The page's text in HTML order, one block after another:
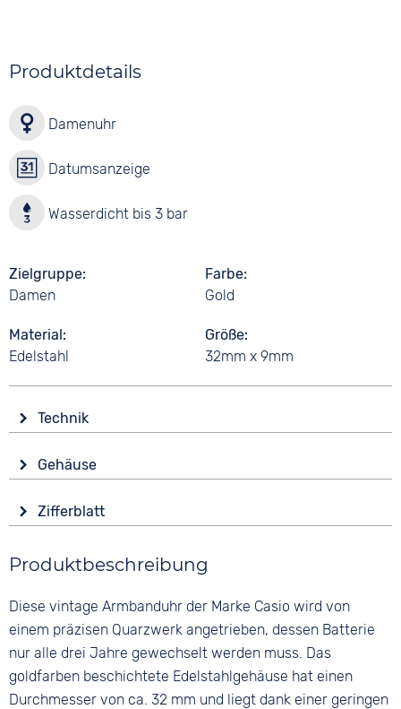
Produktdetails
Damenuhr
Datumsanzeige
Wasserdicht bis 3 bar
Zielgruppe
Damen
Farbe
Gold
Material
Edelstahl
Größe
32mm x 9mm
Technik
Batterie (Quarz)
Funktionen
Alarm
Wochentagsanzeige
Wasserdicht
3 bar
Gehäuse
Kunststoffglas
Eckig
Material
Edelstahl
Farbe
Gold
Zifferblatt
Digital
Farbe
Ziffern
Arabisch
Produktbeschreibung
Diese vintage Armbanduhr der Marke Casio wird von
einem präzisen Quarzwerk angetrieben, dessen Batterie
nur alle drei Jahre gewechselt werden muss. Das
goldfarben beschichtete Edelstahlgehäuse hat einen
Durchmesser von ca. 32 mm und liegt dank einer geringen